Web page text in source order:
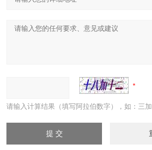
请输入计算结果（填写阿拉伯数字），如：三